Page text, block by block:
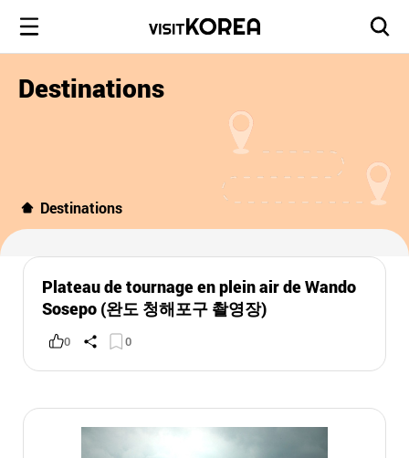
Destinations
Destinations
Plateau de tournage en plein air de Wando
Sosepo (완도 청해포구 촬영장)
0 0